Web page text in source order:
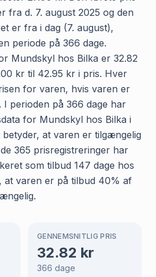
fra d. 7. august 2025 og den
er fra i dag (7. august),
periode på 366 dage.
Mundskyl hos Bilka er 32.82
kr til 42.95 kr i pris. Hver
for varen, hvis varen er
perioden på 366 dage har
for Mundskyl hos Bilka i
betyder, at varen er tilgængelig
365 prisregistreringer har
som tilbud 147 dage hos
at varen er på tilbud 40% af
GENNEMSNITLIG PRIS
32.82 kr
366 dage